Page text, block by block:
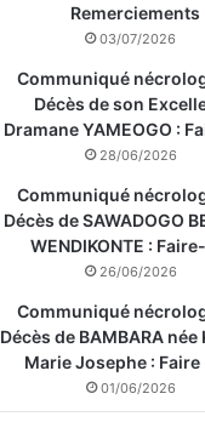
Remerciements
03/07/2026
Communiqué
Décès de son
Dramane YAMEOGO :
28/06/2026
Communiqué
Décès de SAWADOGO
WENDIKONTE :
26/06/2026
Communiqué
Décès de BAMBARA née
Marie Josephe :
01/06/2026